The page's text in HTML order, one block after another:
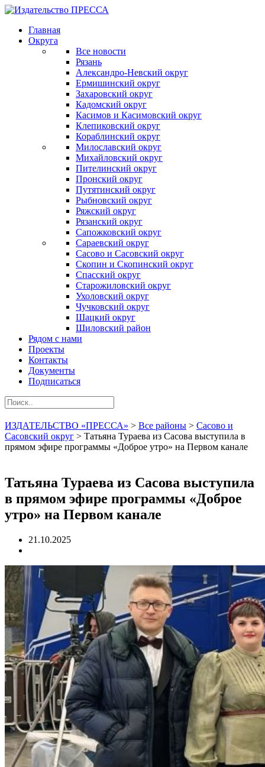
Главная
Округа
Все новости
Рязань
Александро-Невский округ
Ермишинский округ
Захаровский округ
Кадомский округ
Касимов и Касимовский округ
Клепиковский округ
Кораблинский округ
Милославский округ
Михайловский округ
Пителинский округ
Пронский округ
Путятинский округ
Рыбновский округ
Ряжский округ
Рязанский округ
Сапожковский округ
Сараевский округ
Сасово и Сасовский округ
Скопин и Скопинский округ
Спасский округ
Старожиловский округ
Ухоловский округ
Чучковский округ
Шацкий округ
Шиловский район
Рядом с нами
Проекты
Контакты
Документы
Подписаться
ИЗДАТЕЛЬСТВО «ПРЕССА» > Все районы > Сасово и
Сасовский округ > Татьяна Тураева из Сасова выступила в
прямом эфире программы «Доброе утро» на Первом канале
Татьяна Тураева из Сасова выступила
в прямом эфире программы «Доброе
утро» на Первом канале
21.10.2025